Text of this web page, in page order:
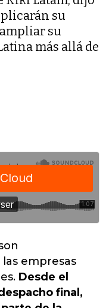
su
su
más allá de
empresas
Desde el
final,